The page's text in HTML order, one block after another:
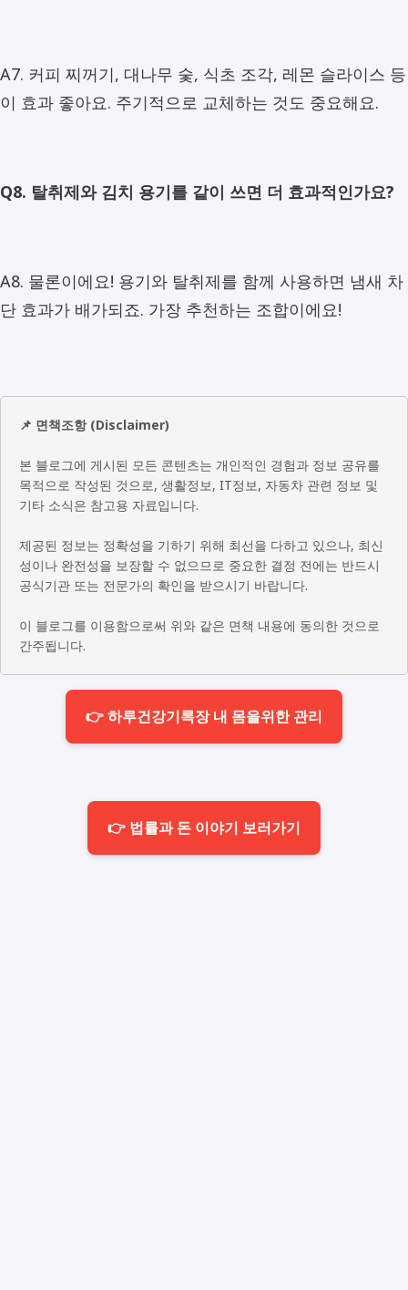
A7. 커피 찌꺼기, 대나무 숯, 식초 조각, 레몬 슬라이스 등
이 효과 좋아요. 주기적으로 교체하는 것도 중요해요.
Q8. 탈취제와 김치 용기를 같이 쓰면 더 효과적인가요?
A8. 물론이에요! 용기와 탈취제를 함께 사용하면 냄새 차
단 효과가 배가되죠. 가장 추천하는 조합이에요!
📌 면책조항 (Disclaimer)
본 블로그에 게시된 모든 콘텐츠는 개인적인 경험과 정보 공유를
목적으로 작성된 것으로, 생활정보, IT정보, 자동차 관련 정보 및
기타 소식은 참고용 자료입니다.
제공된 정보는 정확성을 기하기 위해 최선을 다하고 있으나, 최신
성이나 완전성을 보장할 수 없으므로 중요한 결정 전에는 반드시
공식기관 또는 전문가의 확인을 받으시기 바랍니다.
이 블로그를 이용함으로써 위와 같은 면책 내용에 동의한 것으로
간주됩니다.
👉 하루건강기록장 내 몸을위한 관리
👉 법률과 돈 이야기 보러가기